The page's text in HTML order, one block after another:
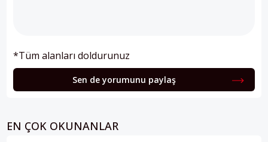
*Tüm alanları doldurunuz
Sen de yorumunu paylaş
EN ÇOK OKUNANLAR